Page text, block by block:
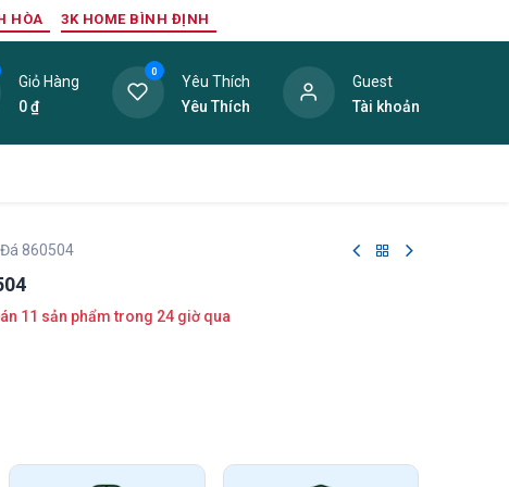
HÒA 3K HOME BÌNH ĐỊNH
Giỏ Hàng
0₫
0
Yêu Thích
Yêu Thích
Guest
Tài khoản
860504
11 sản phẩm trong 24 giờ qua